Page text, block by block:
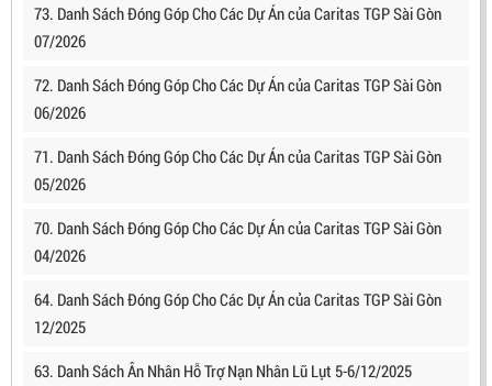
73. Danh Sách Đóng Góp Cho Các Dự Án của Caritas TGP Sài Gòn
07/2026
72. Danh Sách Đóng Góp Cho Các Dự Án của Caritas TGP Sài Gòn
06/2026
71. Danh Sách Đóng Góp Cho Các Dự Án của Caritas TGP Sài Gòn
05/2026
70. Danh Sách Đóng Góp Cho Các Dự Án của Caritas TGP Sài Gòn
04/2026
64. Danh Sách Đóng Góp Cho Các Dự Án của Caritas TGP Sài Gòn
12/2025
63. Danh Sách Ân Nhân Hỗ Trợ Nạn Nhân Lũ Lụt 5-6/12/2025